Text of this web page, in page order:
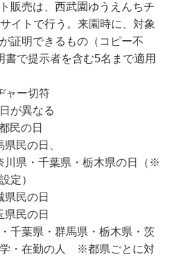
販売は、西武園ゆうえんちチ
イトで行う。来園時に、対象
証明できるもの（コピー不
で提示者を含む5名まで適用
ャー切符
が異なる
民の日
民の日、
川県・千葉県・栃木県の日（※
定）
県民の日
県民の日
千葉県・群馬県・栃木県・茨
学・在勤の人 ※都県ごとに対